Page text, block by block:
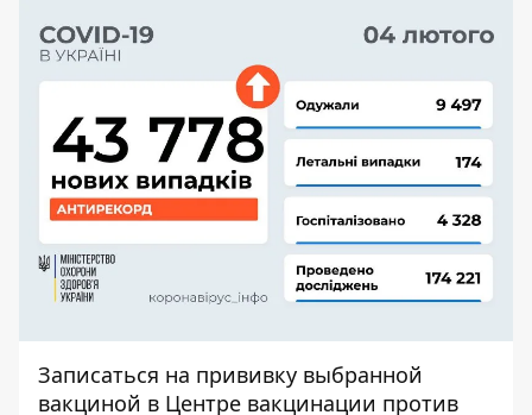
Записаться на прививку выбранной
вакциной в Центре вакцинации против